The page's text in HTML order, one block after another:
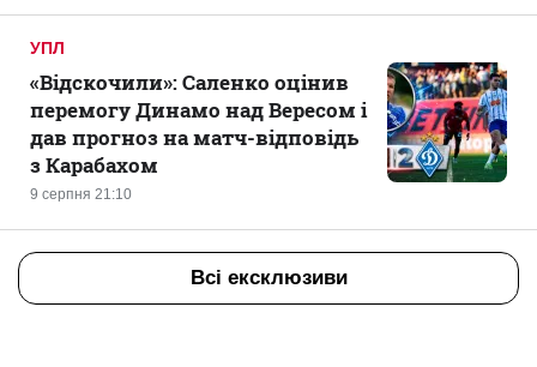
УПЛ
9 серпня 21:10
«Відскочили»: Саленко оцінив
перемогу Динамо над Вересом і
дав прогноз на матч-відповідь
з Карабахом
Всі ексклюзиви